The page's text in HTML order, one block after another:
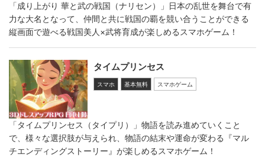
「成り上がり 華と武の戦国（ナリセン）」日本の乱世を舞台で有
力な大名となって、仲間と共に戦国の覇を競い合うことができる
縦画面で遊べる戦国美人×武将育成が楽しめるスマホゲーム！
タイムプリンセス
スマホ 基本無料 スマホゲーム
「タイムプリンセス（タイプリ）」物語を読み進めていくこと
で、様々な選択肢が与えられ、物語の結末や運命が変わる『マル
チエンディングストーリー』が楽しめるスマホゲーム！